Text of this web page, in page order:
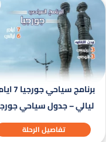
برنامج سياحي جورجيا 7 ايام 6
ليالي – جدول سياحي جورجيا
تفاصيل الرحلة